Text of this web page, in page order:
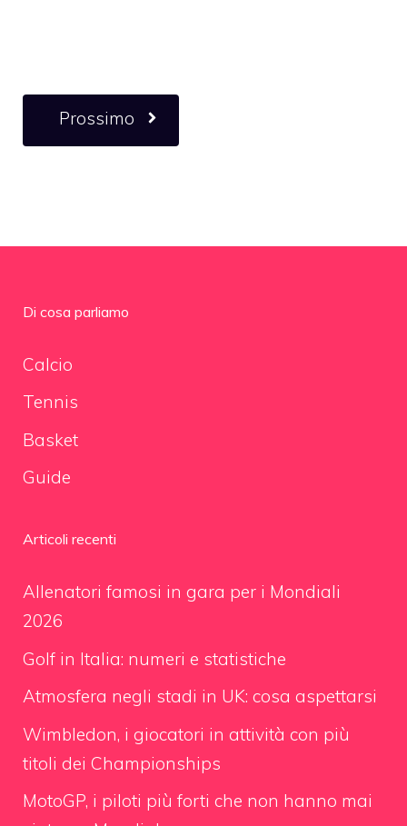
Prossimo
Di cosa parliamo
Calcio
Tennis
Basket
Guide
Articoli recenti
Allenatori famosi in gara per i Mondiali
2026
Golf in Italia: numeri e statistiche
Atmosfera negli stadi in UK: cosa aspettarsi
Wimbledon, i giocatori in attività con più
titoli dei Championships
MotoGP, i piloti più forti che non hanno mai